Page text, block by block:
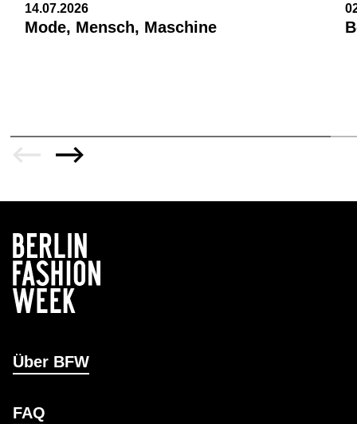
14.07.2026
Mode, Mensch, Maschine
Über BFW
FAQ